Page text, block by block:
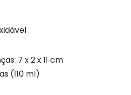
7 x 2 x 11 cm
(110 ml)